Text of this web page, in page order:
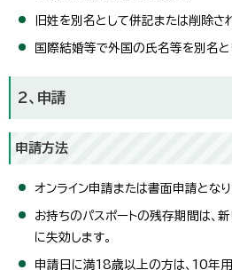
旧姓を別名として併記または削除さ
国際結婚等で外国の氏名等を別名
2、申請
申請方法
オンライン申請または書面申請となり
お持ちのパスポートの残存期間は、
に失効します。
申請日に満18歳以上の方は、10年用